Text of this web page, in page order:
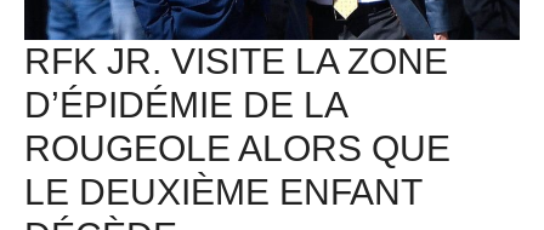
RFK JR. VISITE LA ZONE
D’ÉPIDÉMIE DE LA
ROUGEOLE ALORS QUE
LE DEUXIÈME ENFANT